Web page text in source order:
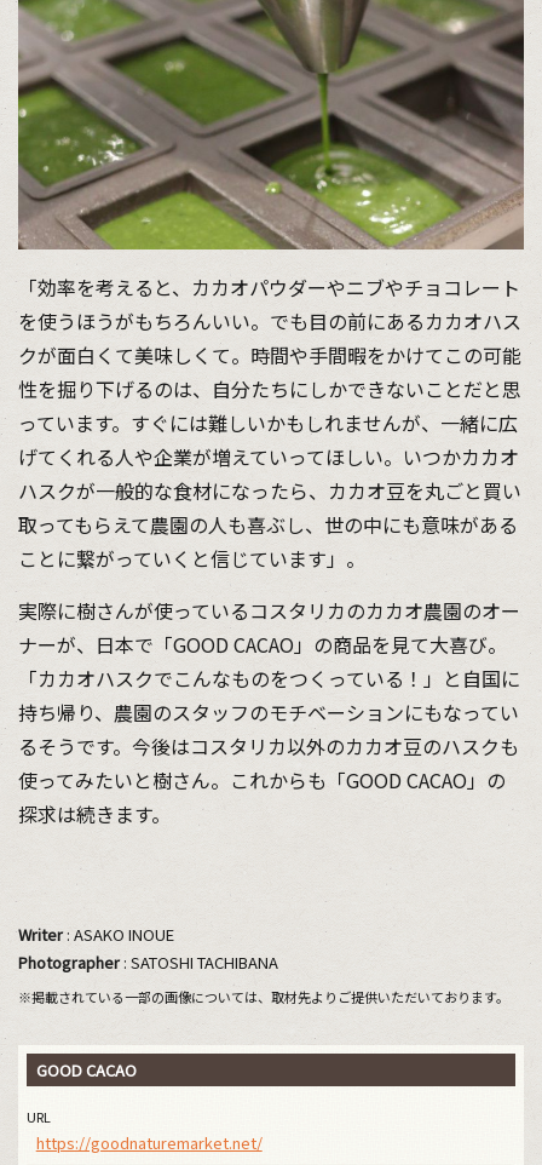
「効率を考えると、カカオパウダーやニブやチョコレート
を使うほうがもちろんいい。でも目の前にあるカカオハス
クが面白くて美味しくて。時間や手間暇をかけてこの可能
性を掘り下げるのは、自分たちにしかできないことだと思
っています。すぐには難しいかもしれませんが、一緒に広
げてくれる人や企業が増えていってほしい。いつかカカオ
ハスクが一般的な食材になったら、カカオ豆を丸ごと買い
取ってもらえて農園の人も喜ぶし、世の中にも意味がある
ことに繋がっていくと信じています」。
実際に樹さんが使っているコスタリカのカカオ農園のオー
ナーが、日本で「GOOD CACAO」の商品を見て大喜び。
「カカオハスクでこんなものをつくっている！」と自国に
持ち帰り、農園のスタッフのモチベーションにもなってい
るそうです。今後はコスタリカ以外のカカオ豆のハスクも
使ってみたいと樹さん。これからも「GOOD CACAO」の
探求は続きます。
Writer: ASAKO INOUE
Photographer: SATOSHI TACHIBANA
※掲載されている一部の画像については、取材先よりご提供いただいております。
GOOD CACAO
URL
https://goodnaturemarket.net/